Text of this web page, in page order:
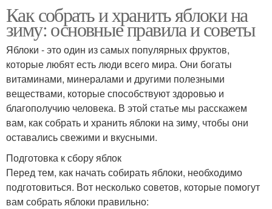
Как собрать и хранить яблоки на
зиму: основные правила и советы
Яблоки - это один из самых популярных фруктов,
которые любят есть люди всего мира. Они богаты
витаминами, минералами и другими полезными
веществами, которые способствуют здоровью и
благополучию человека. В этой статье мы расскажем
вам, как собрать и хранить яблоки на зиму, чтобы они
оставались свежими и вкусными.
Подготовка к сбору яблок
Перед тем, как начать собирать яблоки, необходимо
подготовиться. Вот несколько советов, которые помогут
вам собрать яблоки правильно: